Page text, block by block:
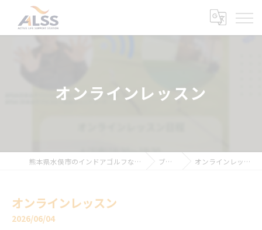
オンラインレッスン
熊本県水俣市のインドアゴルフならALSS ブログ オンラインレッスン
オンラインレッスン
2026/06/04